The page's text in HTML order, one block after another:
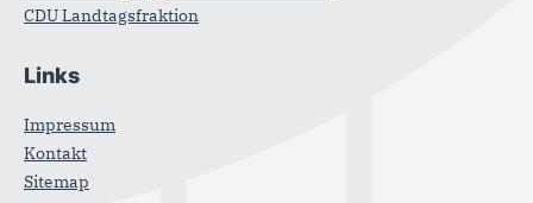
CDU Landtagsfraktion
Links
Impressum
Kontakt
Sitemap